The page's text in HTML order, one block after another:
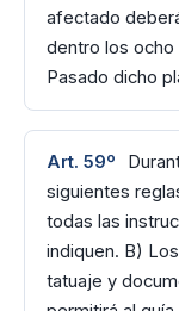
afectado
dentro los ocho
Pasado dicho
Art. 59º
siguientes
todas las
indiquen. B)
tatuaje y